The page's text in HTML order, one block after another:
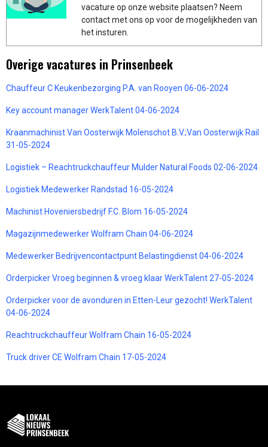
vacature op onze website plaatsen? Neem
contact met ons op voor de mogelijkheden van
het insturen.
Overige vacatures in Prinsenbeek
Chauffeur C Keukenbezorging P.A. van Rooyen 06-06-2024
Key account manager WerkTalent 04-06-2024
Kraanmachinist Van Oosterwijk Molenschot B.V.;Van Oosterwijk Rail
31-05-2024
Logistiek – Reachtruckchauffeur Mulder Natural Foods 02-06-2024
Logistiek Medewerker Randstad 16-05-2024
Machinist Hoveniersbedrijf F.C. Blom 16-05-2024
Magazijnmedewerker Wolfram Chain 04-06-2024
Medewerker Bedrijvencontactpunt Belastingdienst 04-06-2024
Orderpicker Vroeg beginnen & vroeg klaar WerkTalent 27-05-2024
Orderpicker voor de avonduren in Etten-Leur gezocht! WerkTalent
04-06-2024
Reachtruckchauffeur Wolfram Chain 16-05-2024
Truck driver CE Wolfram Chain 17-05-2024